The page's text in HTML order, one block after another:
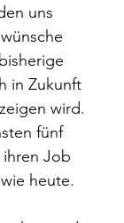
uns
in Zukunft
wird.
fünf
Job
heute.